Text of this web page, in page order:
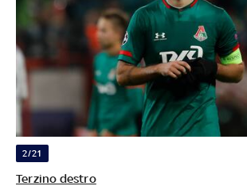
2/21
Terzino destro